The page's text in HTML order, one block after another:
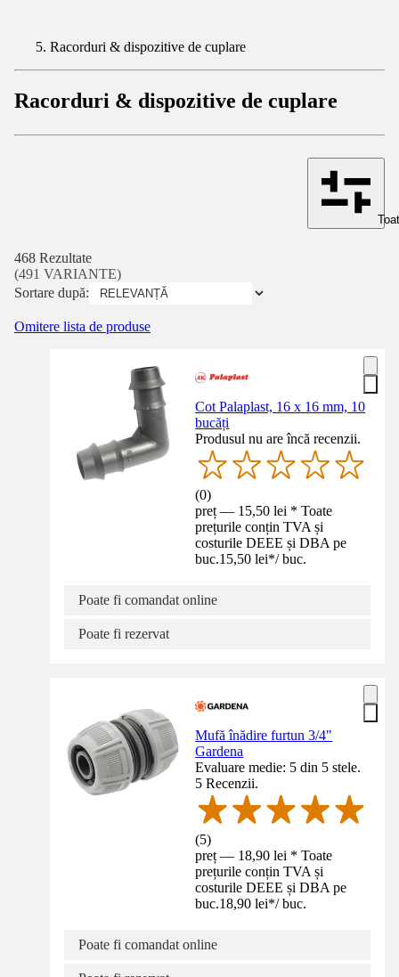
Racorduri & dispozitive de cuplare
Racorduri & dispozitive de cuplare
468 Rezultate
(491 VARIANTE)
Sortare după:
Omitere lista de produse
Cot Palaplast, 16 x 16 mm, 10
bucăți
Produsul nu are încă recenzii.
(0)
preț — 15,50 lei * Toate
prețurile conțin TVA și
costurile DEEE și DBA pe
buc.15,50 lei*/ buc.
Poate fi comandat online
Poate fi rezervat
Mufă înădire furtun 3/4"
Gardena
Evaluare medie: 5 din 5 stele.
5 Recenzii.
(5)
preț — 18,90 lei * Toate
prețurile conțin TVA și
costurile DEEE și DBA pe
buc.18,90 lei*/ buc.
Poate fi comandat online